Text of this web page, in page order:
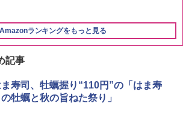
Amazonランキングをもっと見る
記事
ま寿司、牡蠣握り“110円”の「はま寿
牡蠣と秋の旨ねた祭り」